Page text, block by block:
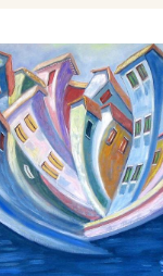
Reggio
rete Internet,
fiera S.